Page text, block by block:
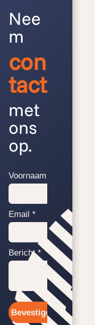
Nee
m
con
tact
met
ons
op.